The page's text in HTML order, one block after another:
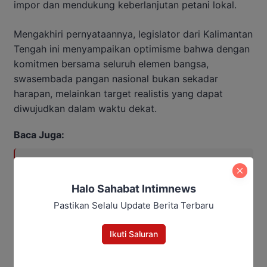
impor dan mendukung keberlanjutan petani lokal.
Mengakhiri pernyataannya, legislator dari Kalimantan
Tengah ini menyampaikan optimisme bahwa dengan
komitmen bersama seluruh elemen bangsa,
swasembada pangan nasional bukan sekadar
harapan, melainkan target realistis yang dapat
diwujudkan dalam waktu dekat.
Baca Juga:
Optimalisasi Pajak Kendaraan dan
Alat Berat untuk Dongkrak PAD
Halo Sahabat Intimnews
Pastikan Selalu Update Berita Terbaru
Ikuti Saluran